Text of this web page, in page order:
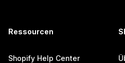
Ressourcen
Shopify Help Center